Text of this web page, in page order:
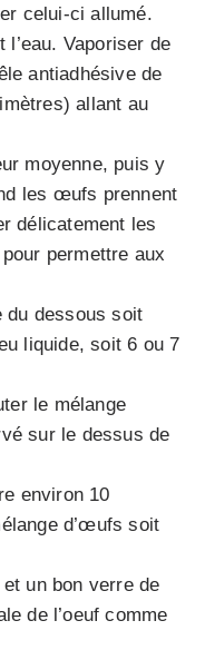
celui-ci allumé.
Vaporiser de
antiadhésive de
allant au
moyenne, puis y
les œufs prennent
délicatement les
permettre aux
du dessous soit
liquide, soit 6 ou 7
le mélange
sur le dessus de
environ 10
d’œufs soit
un bon verre de
de l’oeuf comme